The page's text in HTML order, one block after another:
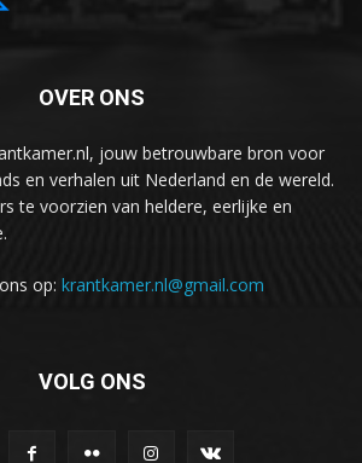
OVER ONS
jouw betrouwbare bron voor
en verhalen uit Nederland en de wereld.
te voorzien van heldere, eerlijke en
op: krantkamer.nl@gmail.com
VOLG ONS